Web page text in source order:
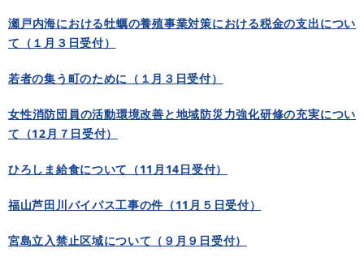
瀬戸内海における牡蠣の養殖事業対策における税金の支出につい
て（１月３日受付）
若者の集う町のために（１月３日受付）
女性消防団員の活動環境改善と地域防災力強化研修の充実につい
て（12月７日受付）
ひろしま給食について（11月14日受付）
福山芦田川バイパス工事の件（11月５日受付）
宮島立入禁止区域について（９月９日受付）